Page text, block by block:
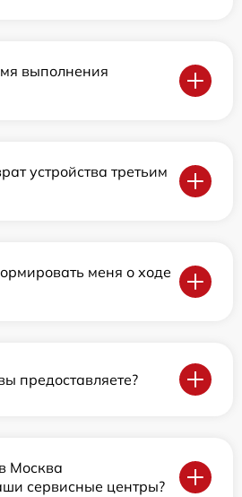
выполнения
устройства третьим
меня о ходе
предоставляете?
Москва
сервисные центры?